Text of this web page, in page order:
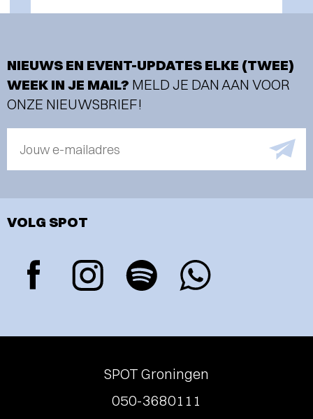
NIEUWS EN EVENT-UPDATES ELKE (TWEE)
WEEK IN JE MAIL? MELD JE DAN AAN VOOR
ONZE NIEUWSBRIEF!
Jouw e-mailadres
VOLG SPOT
SPOT Groningen
050-3680111